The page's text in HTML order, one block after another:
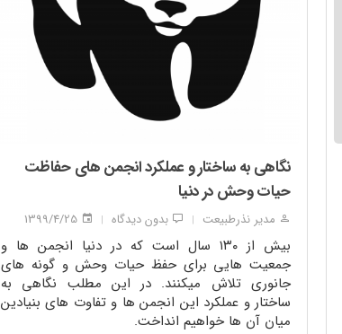
نگاهی به ساختار و عملکرد انجمن های حفاظت
حیات وحش در دنیا
مدیر نذرطبیعت | بدون دیدگاه |
بیش از ۱۳۰ سال است که در دنیا انجمن ها و
جمعیت هایی برای حفظ حیات وحش و گونه های
جانوری تلاش میکنند. در این مطلب نگاهی به
ساختار و عملکرد این انجمن ها و تفاوت های بنیادین
میان آن ها خواهیم انداخت.